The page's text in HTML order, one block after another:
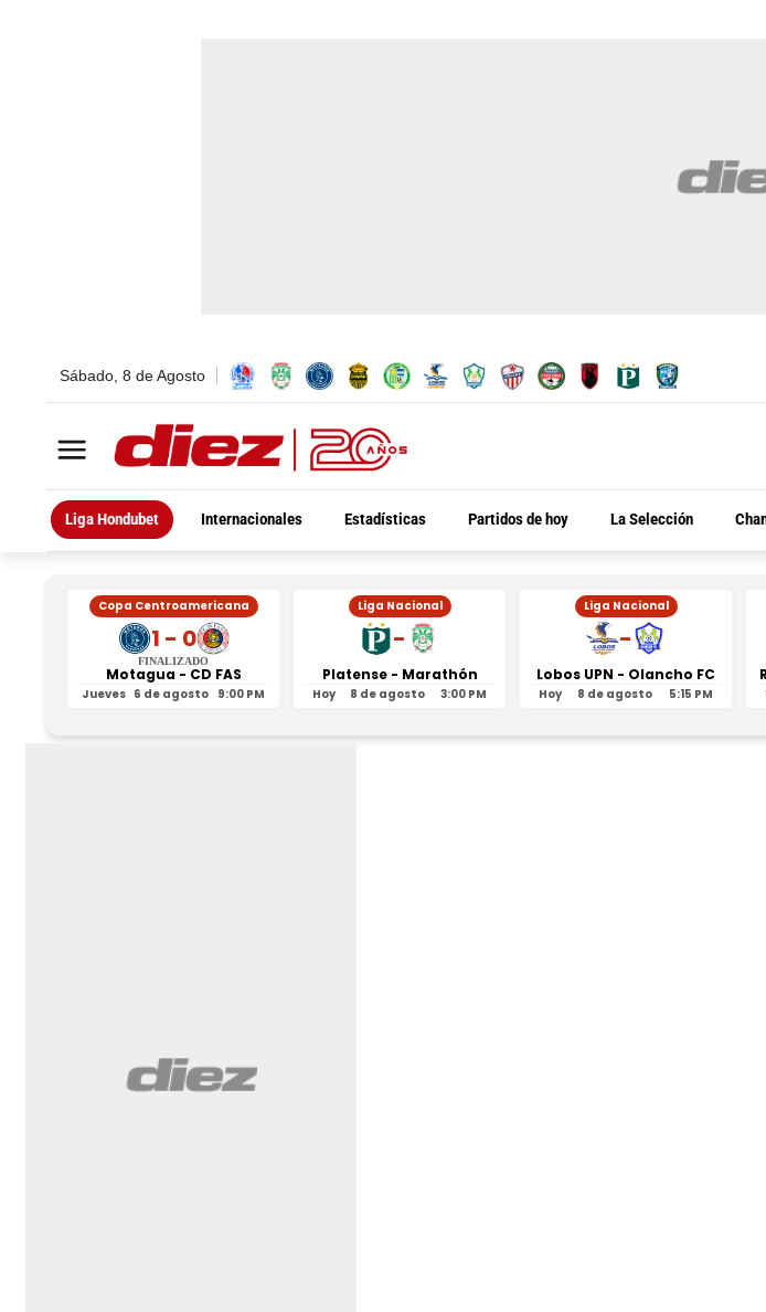
Sábado, 8 de Agosto
Liga Hondubet Internacionales Estadísticas Partidos de hoy La Selección
Copa Centroamericana
1 - 0
FINALIZADO
Motagua - CD FAS
Jueves 6 de agosto 9:00 PM
Liga Nacional
-
Platense - Marathón
Hoy 8 de agosto 3:00 PM
Liga Nacional
-
Lobos UPN - Olancho FC
Hoy 8 de agosto 5:15 PM